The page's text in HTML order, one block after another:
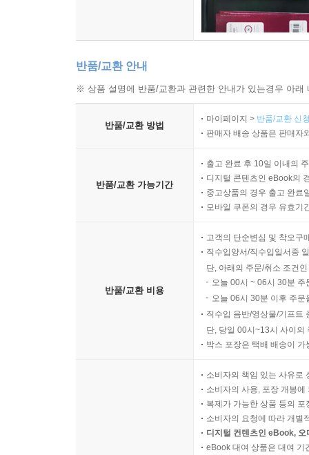
반품/교환 안내
※ 상품 설명에 반품/교환과 관련한 안내가 있는경우 아
반품/교환 방법
마이페이지 > 반품/교환 신
판매자 배송 상품은 판매자
반품/교환 가능기간
출고 완료 후 10일 이내의
디지털 콘텐츠인 eBook의
중고상품의 경우 출고 완료
모바일 쿠폰의 경우 유효기
반품/교환 비용
고객의 단순변심 및 착오구
직수입양서/직수입일서중
단, 아래의 주문/취소 조건
오늘 00시 ~ 06시 30분
오늘 06시 30분 이후 주
직수입 음반/영상물/기프트
단, 당일 00시~13시 사이의
박스 포장은 택배 배송이
소비자의 책임 있는 사유로
소비자의 사용, 포장 개봉
복제가 가능한 상품 등의
소비자의 요청에 따라 개별
디지털 컨텐츠인 eBook,
eBook 대여 상품은 대여 기